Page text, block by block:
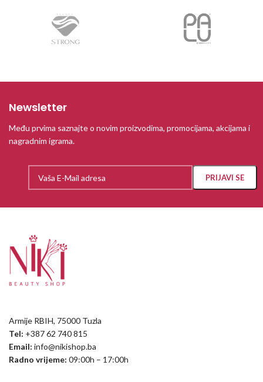
Newsletter
Među prvima saznajte o novim proizvodima, promocijama, akcijama i
nagradnim igrama.
Armije RBIH, 75000 Tuzla
Tel: +387 62 740 815
Email: info@nikishop.ba
Radno vrijeme: 09:00h – 17:00h